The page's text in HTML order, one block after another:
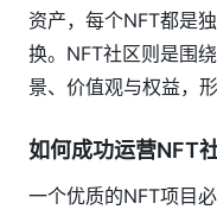
资产，每个NFT都是
换。NFT社区则是围
景、价值观与权益，
如何成功运营NFT社
一个优质的NFT项目